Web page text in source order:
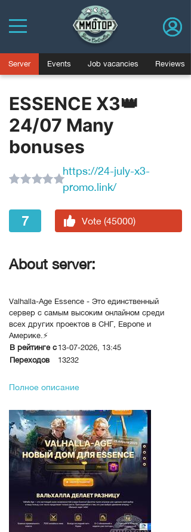
Server Events Job vacancies Reviews
ESSENCE X3👑
24/07 Many
bonuses
https://24-july-x3-
promo.link/
7 Vote (45000)
About server:
Valhalla-Age Essence - Это единственный
сервер с самым высоким онлайном среди
всех других проектов в СНГ, Европе и
Америке.⚡
В рейтинге с 13-07-2026, 13:45
Переходов
13232
Полное описание